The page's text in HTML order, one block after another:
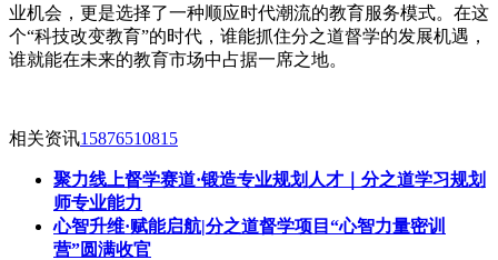
业机会，更是选择了一种顺应时代潮流的教育服务模式。在这
个“科技改变教育”的时代，谁能抓住分之道督学的发展机遇，
谁就能在未来的教育市场中占据一席之地。
相关资讯15876510815
聚力线上督学赛道·锻造专业规划人才｜分之道学习规划
师专业能力
心智升维·赋能启航|分之道督学项目“心智力量密训
营”圆满收官